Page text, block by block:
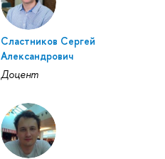
Сластников Сергей
Александрович
Доцент